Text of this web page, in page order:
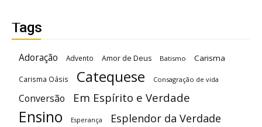
Tags
Adoração Advento Amor de Deus Batismo Carisma
Carisma Oásis Catequese Consagração de vida
Conversão Em Espírito e Verdade
Ensino Esperança Esplendor da Verdade